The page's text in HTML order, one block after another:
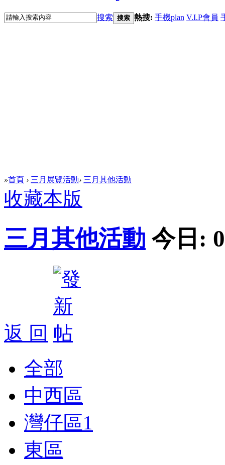
搜索 搜索 熱搜: 手機plan V.I.P會員
»首頁 › 三月展覽活動› 三月其他活動
收藏本版
三月其他活動 今日: 0
返 回
全部
中西區
灣仔區1
東區